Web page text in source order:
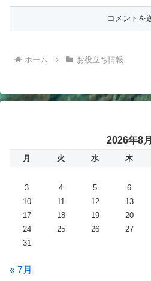
ホーム お役立ち情報
2026年8月
月 火 水 木
3
4 5 6
10
11 12 13
17
18 19 20
24
25 26 27
31
« 7月